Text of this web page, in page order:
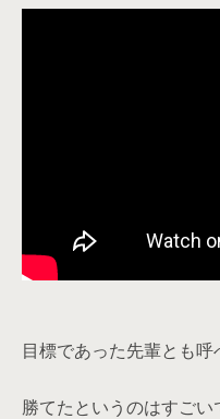
目標であった先輩とも呼
勝てたというのはすごい